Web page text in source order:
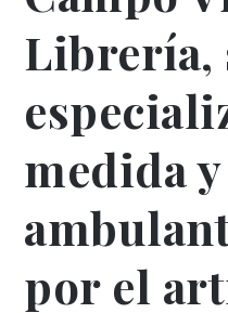
Librería,
medida y
por el